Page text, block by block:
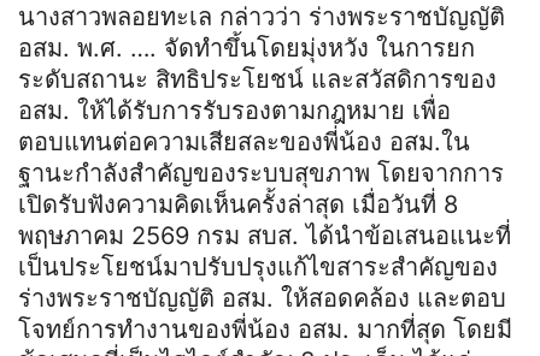
นางสาวพลอยทะเล กล่าวว่า ร่างพระราชบัญญัติ
อสม. พ.ศ. …. จัดทำขึ้นโดยมุ่งหวัง ในการยก
ระดับสถานะ สิทธิประโยชน์ และสวัสดิการของ
อสม. ให้ได้รับการรับรองตามกฎหมาย เพื่อ
ตอบแทนต่อความเสียสละของพี่น้อง อสม.ใน
ฐานะกำลังสำคัญของระบบสุขภาพ โดยจากการ
เปิดรับฟังความคิดเห็นครั้งล่าสุด เมื่อวันที่ 8
พฤษภาคม 2569 กรม สบส. ได้นำข้อเสนอแนะที่
เป็นประโยชน์มาปรับปรุงแก้ไขสาระสำคัญของ
ร่างพระราชบัญญัติ อสม. ให้สอดคล้อง และตอบ
โจทย์การทำงานของพี่น้อง อสม. มากที่สุด โดยมี